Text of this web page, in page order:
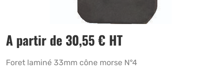
A partir de 30,55€ HT
Foret laminé 33mm cône morse N°4